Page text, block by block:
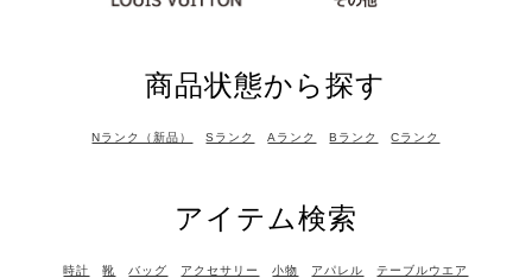
商品状態から探す
Nランク（新品） Sランク Aランク Bランク Cランク
アイテム検索
時計 靴 バッグ アクセサリー 小物 アパレル テーブルウエア